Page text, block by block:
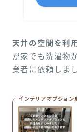
天井の空間を利
が家でも洗濯物
業者に依頼しま
インテリアオプション